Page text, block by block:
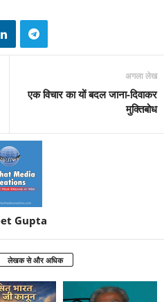
अगला लेख
एक विचार का यों बदल जाना-दिवाकर
मुक्तिबोध
Gupta
लेखक से और अधिक